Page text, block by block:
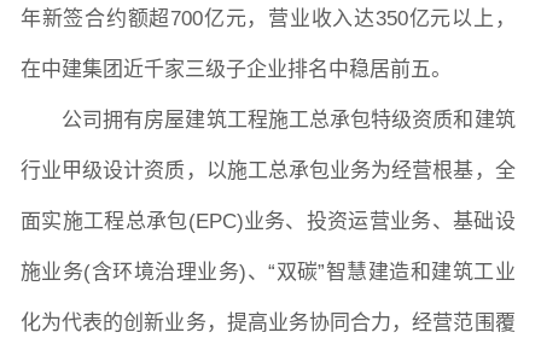
教学科研岗 行政管理岗 教学思政岗 实验教辅岗
本科教育 研究生教育 继续教育
年新签合约额超700亿元，营业收入达350亿元以上，
在中建集团近千家三级子企业排名中稳居前五。
公司拥有房屋建筑工程施工总承包特级资质和建筑
行业甲级设计资质，以施工总承包业务为经营根基，全
面实施工程总承包(EPC)业务、投资运营业务、基础设
施业务(含环境治理业务)、“双碳”智慧建造和建筑工业
化为代表的创新业务，提高业务协同合力，经营范围覆